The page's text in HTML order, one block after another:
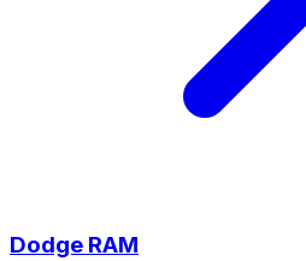
Dodge RAM